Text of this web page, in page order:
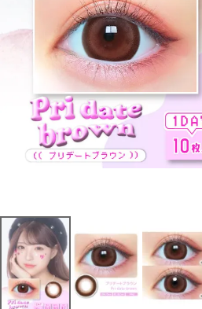
お支払い方法について
お買い物ガイド
お問い合わせ
よくあるご質問